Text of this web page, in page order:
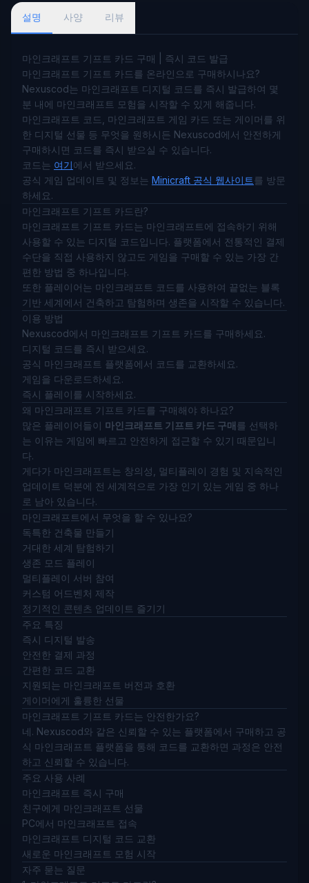
설명 사양 리뷰
마인크래프트 기프트 카드 구매 | 즉시 코드 발급
마인크래프트 기프트 카드를 온라인으로 구매하시나요?
Nexuscod는 마인크래프트 디지털 코드를 즉시 발급하여 몇
분 내에 마인크래프트 모험을 시작할 수 있게 해줍니다.
마인크래프트 코드, 마인크래프트 게임 카드 또는 게이머를 위
한 디지털 선물 등 무엇을 원하시든 Nexuscod에서 안전하게
구매하시면 코드를 즉시 받으실 수 있습니다.
코드는 여기에서 받으세요.
공식 게임 업데이트 및 정보는 Minicraft 공식 웹사이트를 방문
하세요.
마인크래프트 기프트 카드란?
마인크래프트 기프트 카드는 마인크래프트에 접속하기 위해
사용할 수 있는 디지털 코드입니다. 플랫폼에서 전통적인 결제
수단을 직접 사용하지 않고도 게임을 구매할 수 있는 가장 간
편한 방법 중 하나입니다.
또한 플레이어는 마인크래프트 코드를 사용하여 끝없는 블록
기반 세계에서 건축하고 탐험하며 생존을 시작할 수 있습니다.
이용 방법
Nexuscod에서 마인크래프트 기프트 카드를 구매하세요.
디지털 코드를 즉시 받으세요.
공식 마인크래프트 플랫폼에서 코드를 교환하세요.
게임을 다운로드하세요.
즉시 플레이를 시작하세요.
왜 마인크래프트 기프트 카드를 구매해야 하나요?
많은 플레이어들이 마인크래프트 기프트 카드 구매를 선택하
는 이유는 게임에 빠르고 안전하게 접근할 수 있기 때문입니
다.
게다가 마인크래프트는 창의성, 멀티플레이 경험 및 지속적인
업데이트 덕분에 전 세계적으로 가장 인기 있는 게임 중 하나
로 남아 있습니다.
마인크래프트에서 무엇을 할 수 있나요?
독특한 건축물 만들기
거대한 세계 탐험하기
생존 모드 플레이
멀티플레이 서버 참여
커스텀 어드벤처 제작
정기적인 콘텐츠 업데이트 즐기기
주요 특징
즉시 디지털 발송
안전한 결제 과정
간편한 코드 교환
지원되는 마인크래프트 버전과 호환
게이머에게 훌륭한 선물
마인크래프트 기프트 카드는 안전한가요?
네. Nexuscod와 같은 신뢰할 수 있는 플랫폼에서 구매하고 공
식 마인크래프트 플랫폼을 통해 코드를 교환하면 과정은 안전
하고 신뢰할 수 있습니다.
주요 사용 사례
마인크래프트 즉시 구매
친구에게 마인크래프트 선물
PC에서 마인크래프트 접속
마인크래프트 디지털 코드 교환
새로운 마인크래프트 모험 시작
자주 묻는 질문